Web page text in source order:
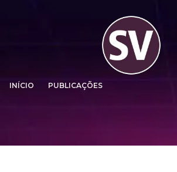
INÍCIO PUBLICAÇÕES